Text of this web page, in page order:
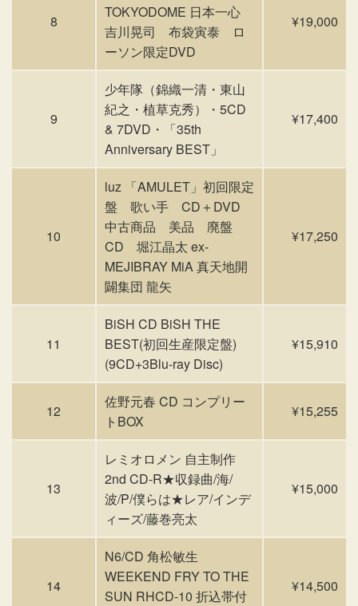
8
TOKYODOME 日本一心
吉川晃司 布袋寅泰 ロ
ーソン限定DVD
¥19,000
9
少年隊（錦織一清・東山
紀之・植草克秀）・5CD
& 7DVD・「35th
Anniversary BEST」
¥17,400
10
luz 「AMULET」初回限定
盤 歌い手 CD＋DVD
中古商品 美品 廃盤
CD 堀江晶太 ex-
MEJIBRAY MiA 真天地開
闢集団 龍矢
¥17,250
11
BiSH CD BiSH THE
BEST(初回生産限定盤)
(9CD+3Blu-ray Disc)
¥15,910
12
佐野元春 CD コンプリー
トBOX
¥15,255
13
レミオロメン 自主制作
2nd CD-R★収録曲/海/
波/P/僕らは★レア/インデ
ィーズ/藤巻亮太
¥15,000
14
N6/CD 角松敏生
WEEKEND FRY TO THE
SUN RHCD-10 折込帯付
¥14,500